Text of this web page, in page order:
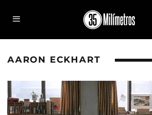
AARON ECKHART